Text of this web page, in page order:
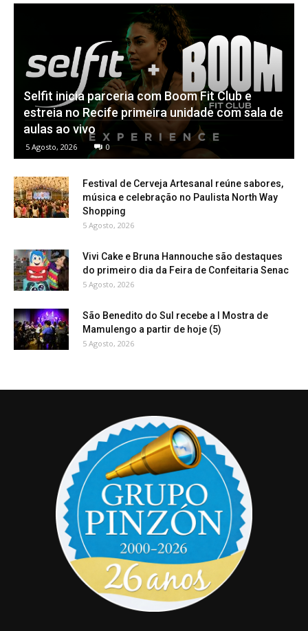
Selfit inicia parceria com Boom Fit Club e
estreia no Recife primeira unidade com sala de
aulas ao vivo
5 Agosto, 2026 0
Festival de Cerveja Artesanal reúne sabores,
música e celebração no Paulista North Way
Shopping
5 Agosto, 2026
Vivi Cake e Bruna Hannouche são destaques
do primeiro dia da Feira de Confeitaria Senac
5 Agosto, 2026
São Benedito do Sul recebe a I Mostra de
Mamulengo a partir de hoje (5)
5 Agosto, 2026